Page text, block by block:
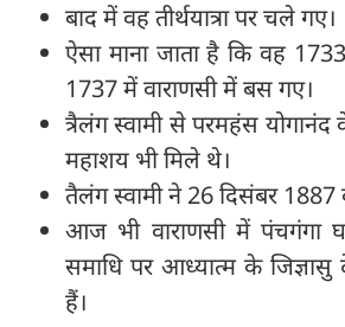
बाद में वह तीर्थयात्रा पर चले गए।
ऐसा माना जाता है कि वह
1737 में वाराणसी में बस गए।
त्रैलंग स्वामी से परमहंस
महाशय भी मिले थे।
तैलंग स्‍वामी ने 26 दिसंबर 1887
आज भी वाराणसी में पंचगंगा
समाधि पर आध्‍यात्‍म के
हैं।